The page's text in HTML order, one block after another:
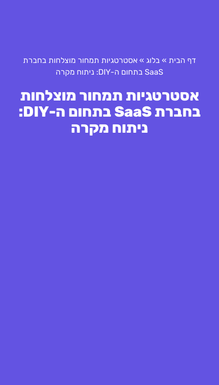
דף הבית » בלוג » אסטרטגיות תמחור מוצלחות בחברת
SaaS בתחום ה-DIY: ניתוח מקרה
אסטרטגיות תמחור מוצלחות
בחברת SaaS בתחום ה-DIY:
ניתוח מקרה